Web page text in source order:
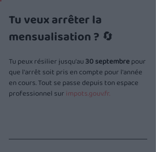
Tu veux arrêter la
mensualisation ? 🔄
Tu peux résilier jusqu'au 30 septembre pour
que l'arrêt soit pris en compte pour l'année
en cours. Tout se passe depuis ton espace
professionnel sur impots.gouv.fr.